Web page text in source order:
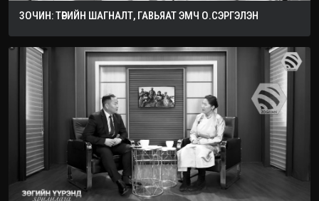
ЗОЧИН: ТӨРИЙН ШАГНАЛТ, ГАВЬЯАТ ЭМЧ О.СЭРГЭЛЭН